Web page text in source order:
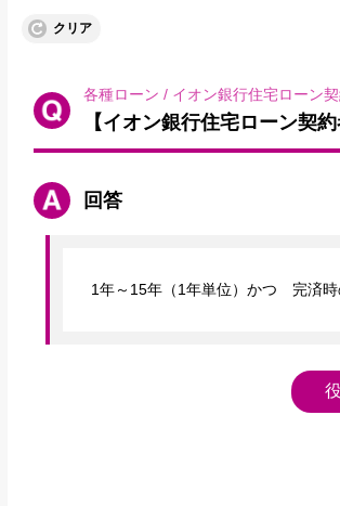
クリア
各種ローン / イオン銀行住宅ローン
【イオン銀行住宅ローン契
回答